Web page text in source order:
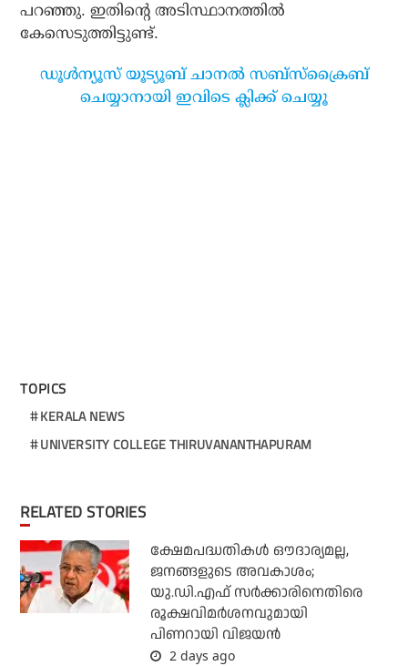
പറഞ്ഞു. ഇതിന്റെ അടിസ്ഥാനത്തില്‍
കേസെടുത്തിട്ടുണ്ട്.
ഡൂൾന്യൂസ് യൂട്യൂബ് ചാനൽ സബ്സ്ക്രൈബ്
ചെയ്യാനായി ഇവിടെ ക്ലിക്ക് ചെയ്യൂ
TOPICS
KERALA NEWS
UNIVERSITY COLLEGE THIRUVANANTHAPURAM
RELATED STORIES
ക്ഷേമപദ്ധതികള്‍ ഔദാര്യമല്ല,
ജനങ്ങളുടെ അവകാശം;
യു.ഡി.എഫ് സര്‍ക്കാരിനെതിരെ
രൂക്ഷവിമര്‍ശനവുമായി
പിണറായി വിജയന്‍
2 days ago